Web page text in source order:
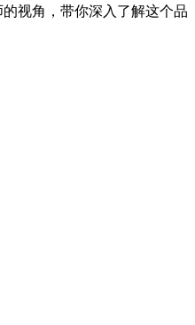
视角，带你深入了解这个品